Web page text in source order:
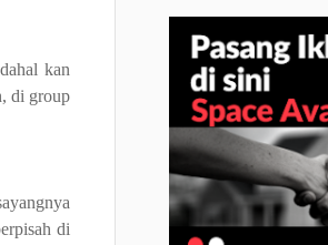
kan
di group
di